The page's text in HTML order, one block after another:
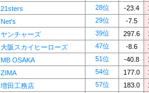
21sters 28位 -23.4
Net's 29位 -7.5
ヤンチャーズ 39位 297.6
大阪スカイヒーローズ 47位 -8.6
MB OSAKA 51位 -40.8
ZIMA 54位 177.0
増田工務店 57位 183.0